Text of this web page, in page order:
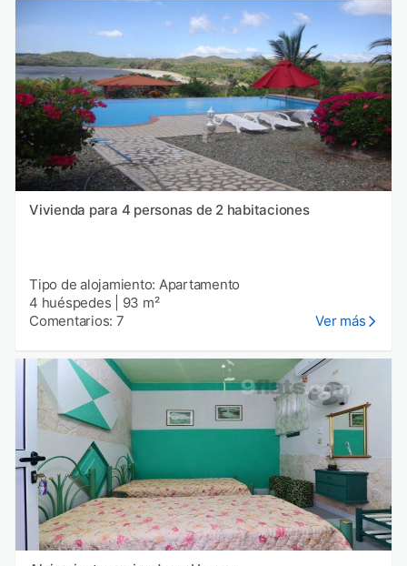
Vivienda para 4 personas de 2 habitaciones
Tipo de alojamiento: Apartamento
4 huéspedes
93 m²
Comentarios: 7
Ver más